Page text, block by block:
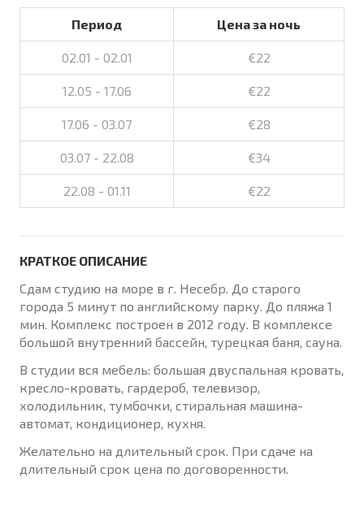
Период Цена за ночь
02.01 - 02.01 €22
12.05 - 17.06 €22
17.06 - 03.07 €28
03.07 - 22.08 €34
22.08 - 01.11 €22
КРАТКОЕ ОПИСАНИЕ
Сдам студию на море в г. Несебр. До старого
города 5 минут по английскому парку. До пляжа 1
мин. Комплекс построен в 2012 году. В комплексе
большой внутренний бассейн, турецкая баня, сауна.
В студии вся мебель: большая двуспальная кровать,
кресло-кровать, гардероб, телевизор,
холодильник, тумбочки, стиральная машина-
автомат, кондиционер, кухня.
Желательно на длительный срок. При сдаче на
длительный срок цена по договоренности.